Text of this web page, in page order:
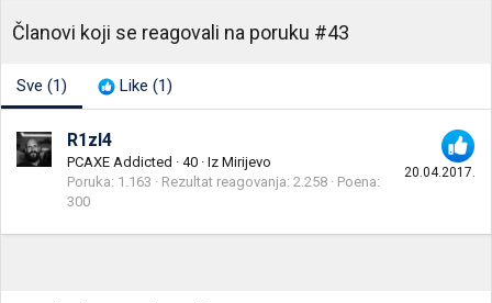
Članovi koji se reagovali na poruku #43
Sve (1) Like (1)
20.04.2017.
R1zl4
PCAXE Addicted · 40 · Iz Mirijevo
Poruka 1.163 Rezultat reagovanja 2.258
Poena
300